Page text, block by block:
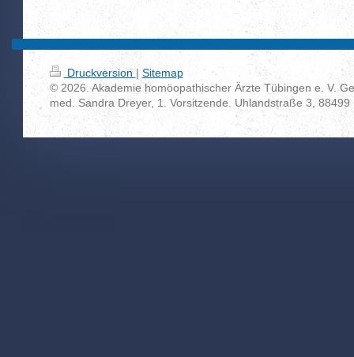
Druckversion | Sitemap
© 2026. Akademie homöopathischer Ärzte Tübingen e. V.
med. Sandra Dreyer, 1. Vorsitzende. Uhlandstraße 3, 88499